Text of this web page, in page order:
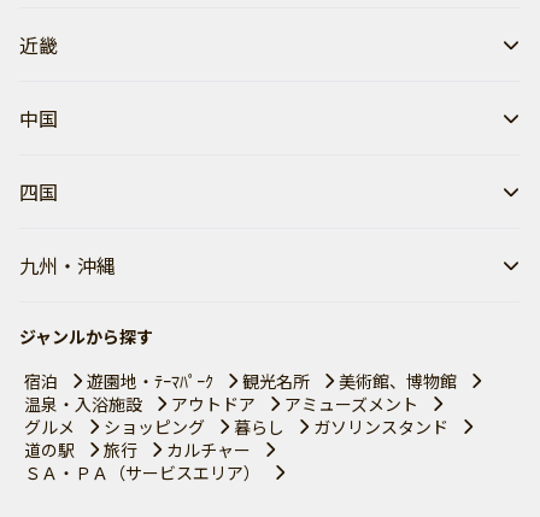
近畿
中国
四国
九州・沖縄
ジャンルから探す
宿泊
遊園地・ﾃｰﾏﾊﾟｰｸ 観光名所
美術館、博物館
温泉・入浴施設
アウトドア
アミューズメント
グルメ
ショッピング 暮らし
ガソリンスタンド
道の駅
旅行
カルチャー
ＳＡ・ＰＡ（サービスエリア）